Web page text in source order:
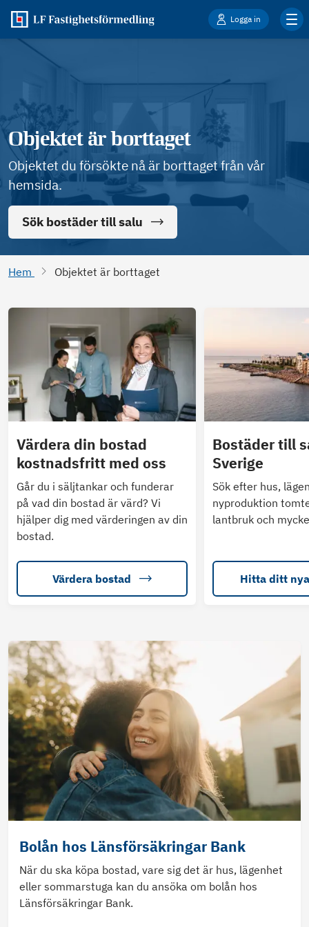
Logga in
Objektet är borttaget
Objektet du försökte nå är borttaget från vår
hemsida.
Sök bostäder till salu
Hem Objektet är borttaget
Värdera din bostad
kostnadsfritt med oss
Går du i säljtankar och funderar
på vad din bostad är värd? Vi
hjälper dig med värderingen av din
bostad.
Värdera bostad
Bostäder till
Sverige
Sök efter hus,
nyproduktion
lantbruk och
Hitta ditt
Bolån hos Länsförsäkringar Bank
När du ska köpa bostad, vare sig det är hus, lägenhet
eller sommarstuga kan du ansöka om bolån hos
Länsförsäkringar Bank.